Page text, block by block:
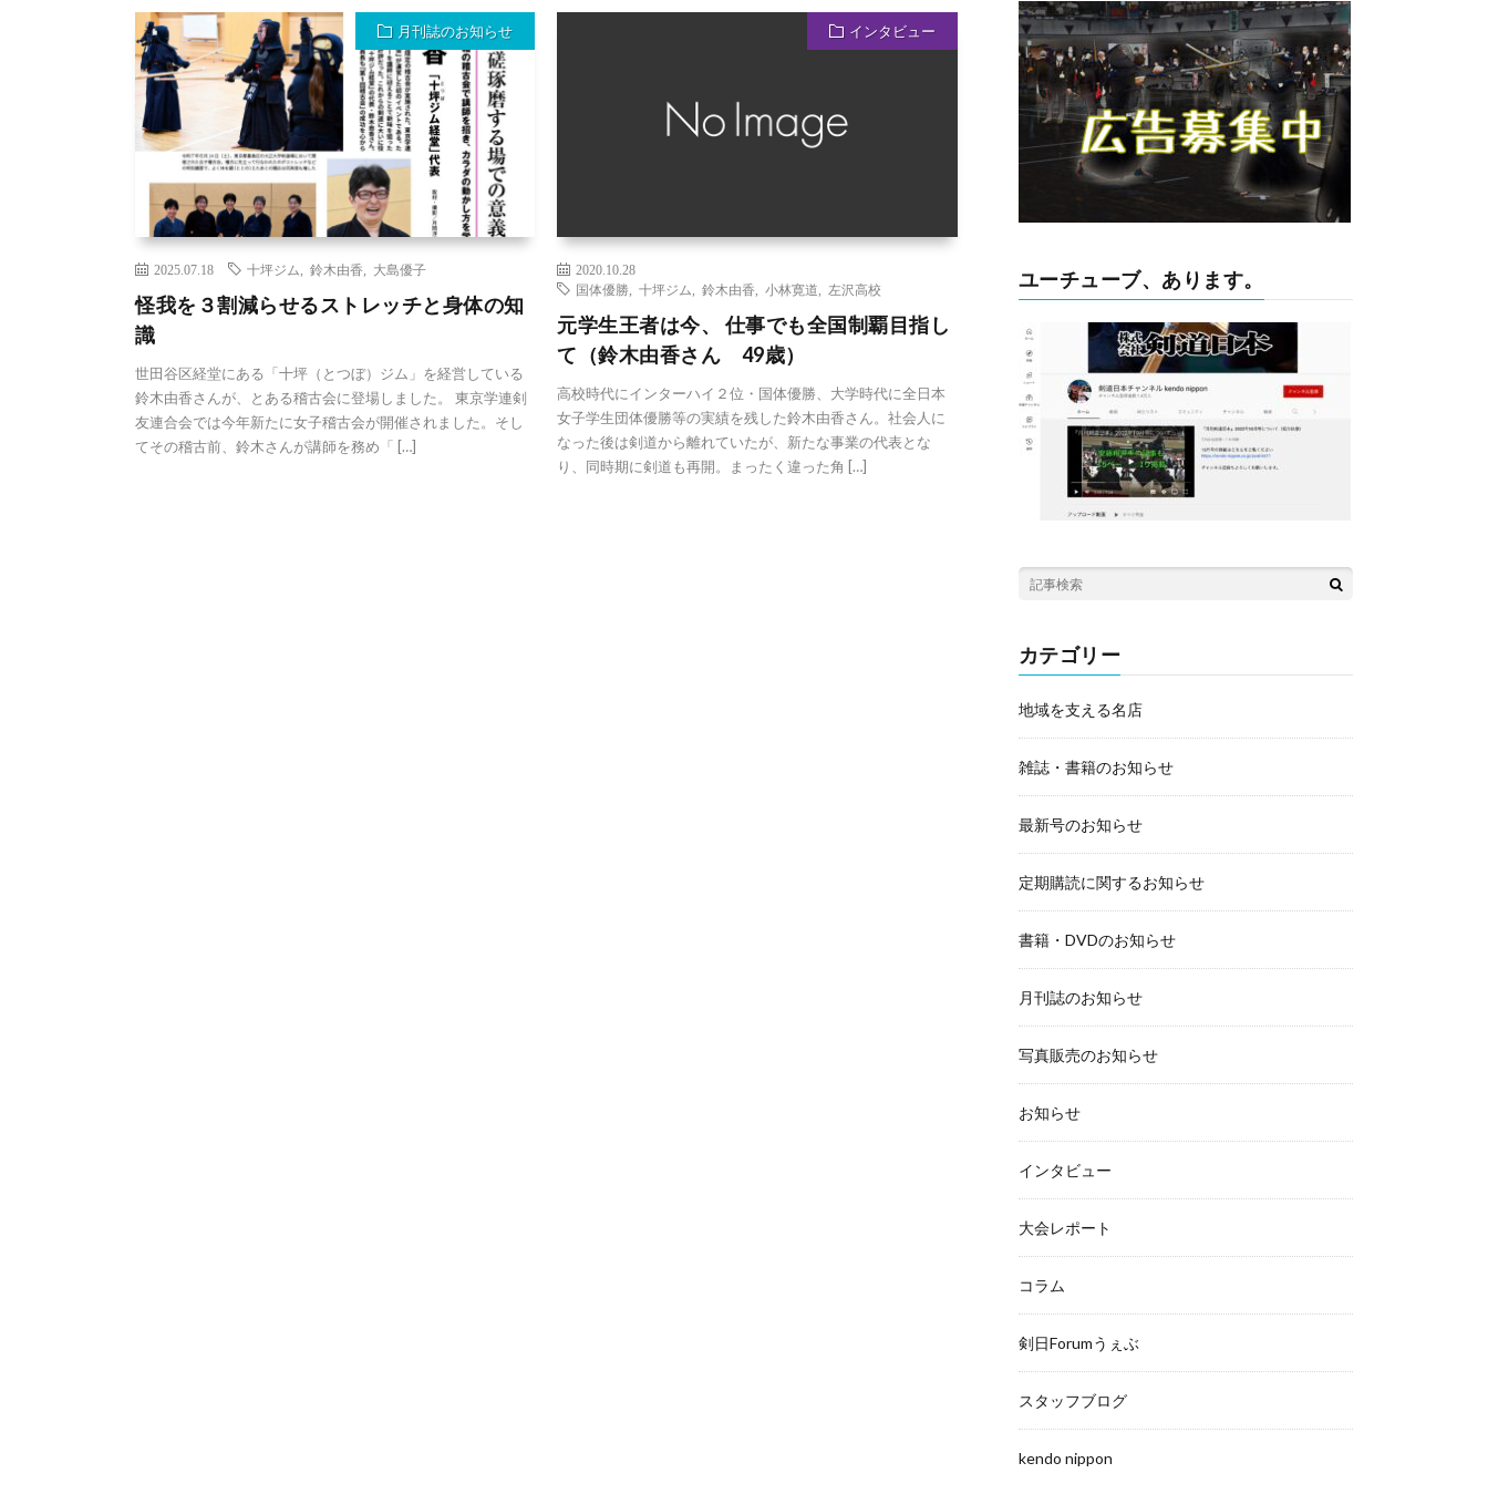
月刊誌のお知らせ
2025.07.18 十坪ジム 鈴木由香 大島優子
怪我を３割減らせるストレッチと身体の知
識
世田谷区経堂にある「十坪（とつぼ）ジム」を経営している
鈴木由香さんが、とある稽古会に登場しました。 東京学連剣
友連合会では今年新たに女子稽古会が開催されました。そし
てその稽古前、鈴木さんが講師を務め「 […]
インタビュー
2020.10.28
国体優勝
,十坪ジム ,鈴木由香 ,小林寛道 左沢高校
元学生王者は今、 仕事でも全国制覇目指し
て（鈴木由香さん 49歳）
高校時代にインターハイ２位・国体優勝、大学時代に全日本
女子学生団体優勝等の実績を残した鈴木由香さん。社会人に
なった後は剣道から離れていたが、新たな事業の代表とな
り、同時期に剣道も再開。まったく違った角 […]
ユーチューブ、あります。
カテゴリー
地域を支える名店
雑誌・書籍のお知らせ
最新号のお知らせ
定期購読に関するお知らせ
書籍・DVDのお知らせ
月刊誌のお知らせ
写真販売のお知らせ
お知らせ
インタビュー
大会レポート
コラム
剣日Forumうぇぶ
スタッフブログ
kendo nippon